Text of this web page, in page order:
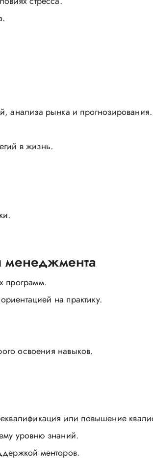
анализа рынка и прогнозирования.
в жизнь.
менеджмента
программ.
на практику.
освоения навыков.
или повышение
уровню знаний.
менторов.